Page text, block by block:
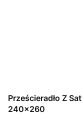
Prześcieradło Z
240x260